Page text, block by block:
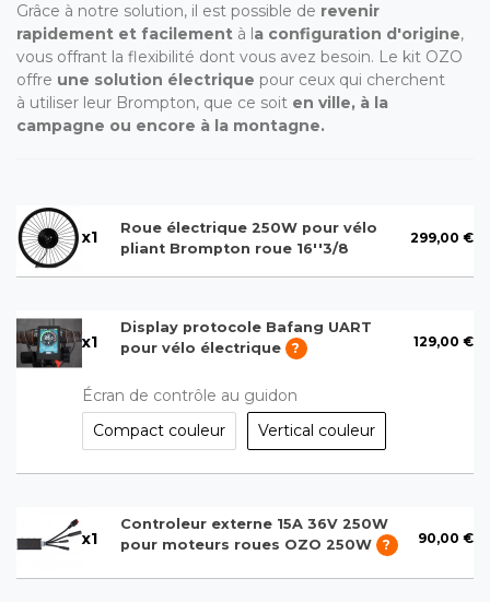
Grâce à notre solution, il est possible de revenir
rapidement et facilement à la configuration d'origine,
vous offrant la flexibilité dont vous avez besoin. Le kit OZO
offre une solution électrique pour ceux qui cherchent
à utiliser leur Brompton, que ce soit en ville, à la
campagne ou encore à la montagne.
x1
Roue électrique 250W pour vélo
pliant Brompton roue 16''3/8
299,00 €
x1
Display protocole Bafang UART
pour vélo électrique
? 129,00 €
Écran de contrôle au guidon
Compact couleur
Vertical couleur
x1
Controleur externe 15A 36V 250W
pour moteurs roues OZO 250W
? 90,00 €